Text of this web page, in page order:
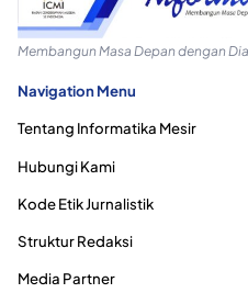
Membangun Masa Depan dengan
Navigation Menu
Tentang Informatika Mesir
Hubungi Kami
Kode Etik Jurnalistik
Struktur Redaksi
Media Partner